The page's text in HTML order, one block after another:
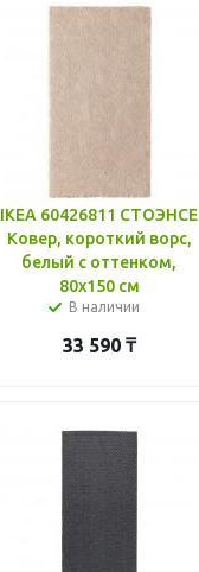
IKEA 60426811 СТОЭНСЕ
Ковер, короткий ворс,
белый с оттенком,
80x150 см
В наличии
33 590₸